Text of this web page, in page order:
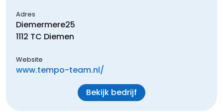
Adres
Diemermere25
1112 TC Diemen
Website
www.tempo-team.nl/
Bekijk bedrijf